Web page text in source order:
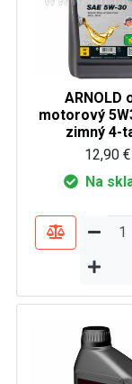
ARNOLD
motorový
zimný 4-
12,90 €
Na